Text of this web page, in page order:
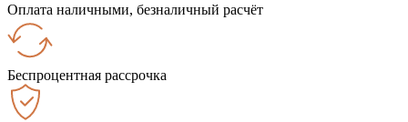
Оплата наличными, безналичный расчёт
Беспроцентная рассрочка